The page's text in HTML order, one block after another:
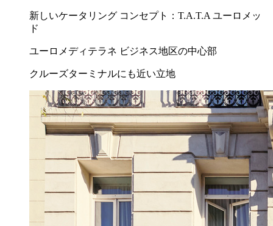
新しいケータリング コンセプト：T.A.T.A ユーロメッ
ド
ユーロメディテラネ ビジネス地区の中心部
クルーズターミナルにも近い立地